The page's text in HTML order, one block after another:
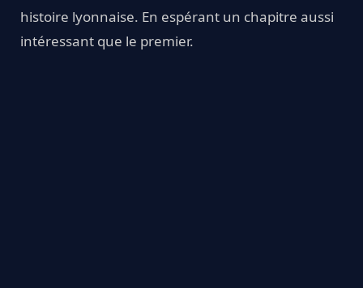
histoire lyonnaise. En espérant un chapitre aussi
intéressant que le premier.